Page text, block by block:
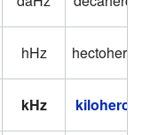
hHz
kHz
kilohercio